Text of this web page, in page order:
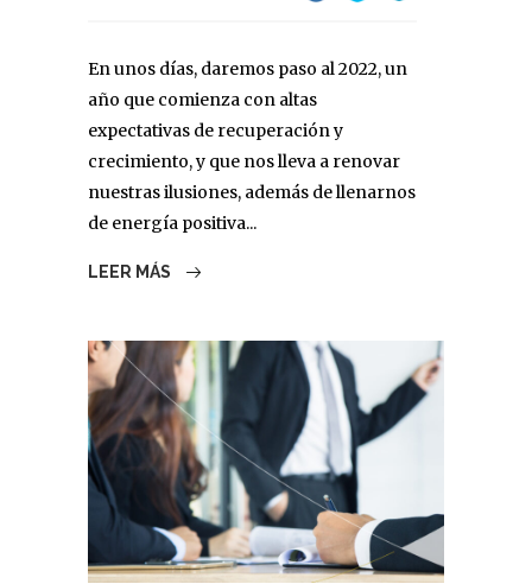
En unos días, daremos paso al 2022, un
año que comienza con altas
expectativas de recuperación y
crecimiento, y que nos lleva a renovar
nuestras ilusiones, además de llenarnos
de energía positiva...
LEER MÁS